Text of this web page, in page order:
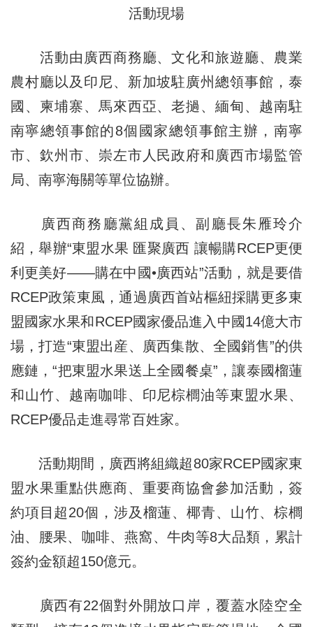
活動現場
活動由廣西商務廳、文化和旅遊廳、農業
農村廳以及印尼、新加坡駐廣州總領事館，泰
國、柬埔寨、馬來西亞、老撾、緬甸、越南駐
南寧總領事館的8個國家總領事館主辦，南寧
市、欽州市、崇左市人民政府和廣西市場監管
局、南寧海關等單位協辦。
廣西商務廳黨組成員、副廳長朱雁玲介
紹，舉辦“東盟水果 匯聚廣西 讓暢購RCEP更便
利更美好——購在中國•廣西站”活動，就是要借
RCEP政策東風，通過廣西首站樞紐採購更多東
盟國家水果和RCEP國家優品進入中國14億大市
場，打造“東盟出産、廣西集散、全國銷售”的供
應鏈，“把東盟水果送上全國餐桌”，讓泰國榴蓮
和山竹、越南咖啡、印尼棕櫚油等東盟水果、
RCEP優品走進尋常百姓家。
活動期間，廣西將組織超80家RCEP國家東
盟水果重點供應商、重要商協會參加活動，簽
約項目超20個，涉及榴蓮、椰青、山竹、棕櫚
油、腰果、咖啡、燕窩、牛肉等8大品類，累計
簽約金額超150億元。
廣西有22個對外開放口岸，覆蓋水陸空全